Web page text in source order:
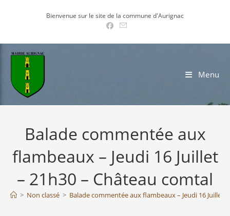
Bienvenue sur le site de la commune d'Aurignac
Menu
Balade commentée aux
flambeaux – Jeudi 16 Juillet
– 21h30 – Château comtal
> Non classé > Balade commentée aux flambeaux – Jeudi 16 Juillet